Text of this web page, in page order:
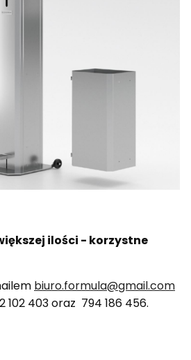
ilości - korzystne
biuro.formula@gmail.com
102 403 oraz 794 186 456.